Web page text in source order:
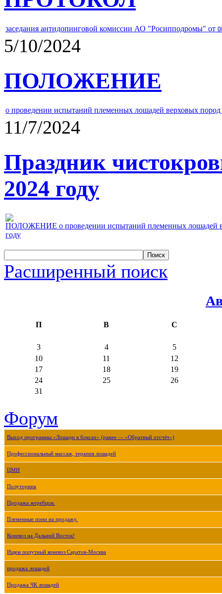
заседания антидопинговой комиссии АО "Росипподромы" от
5/10/2024
ПОЛОЖЕНИЕ
о проведении испытаний племенных лошадей верховых
11/7/2024
Праздник
2024 году
ПОЛОЖЕНИЕ о проведении испытаний племенных лошадей
году
Расширенный поиск
П В С
3 4
5
10
11
12
17
18
19
24
25
26
31
Форум
Выход программы «Лошади в боксах» (ранее — «Обратный отсчёт»)
Профессиональный массаж, терапия лошадей
ЦМИ
Полуторник
Продажа жеребцов.
Племенные пони на продажу.
Коневоз на Дальний Восток!
Ищем попутный коневоз Саратов-Москва
продажа лошадей
Продажа ЧК лошадей